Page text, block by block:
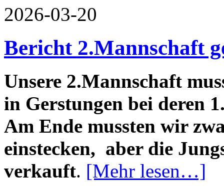
2026-03-20
Bericht 2.Mannschaft
Unsere 2.Mannschaft
in Gerstungen bei deren
Am Ende mussten wir
einstecken, aber die
verkauft. [Mehr lesen…]